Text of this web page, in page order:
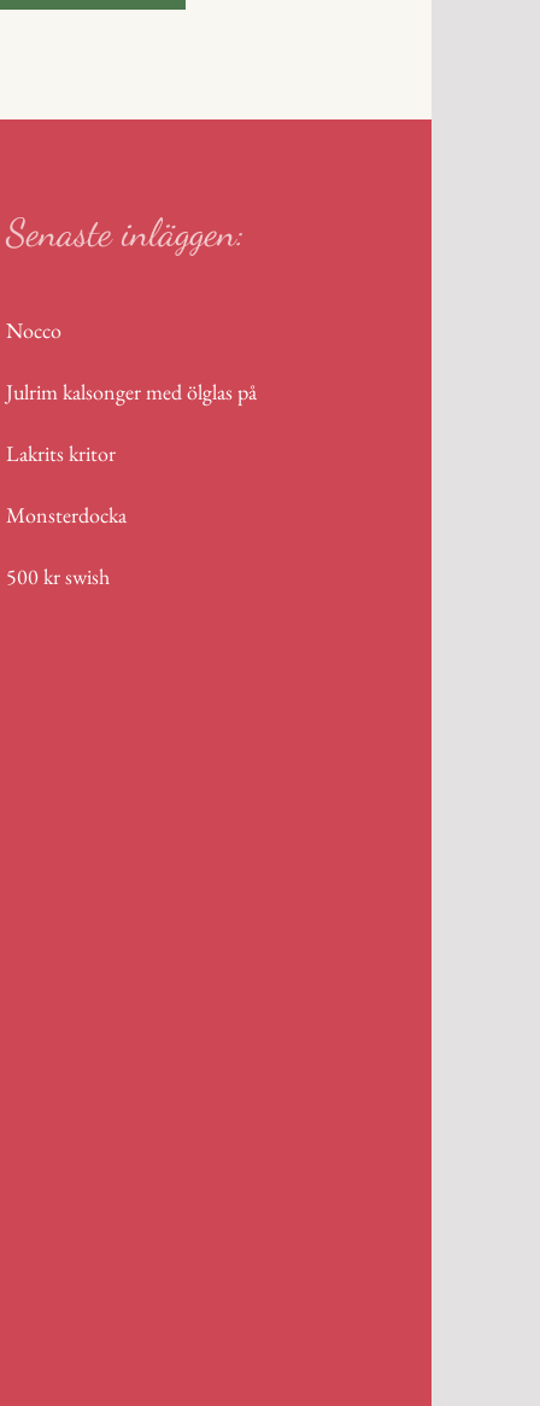
Senaste inläggen:
Nocco
Julrim kalsonger med ölglas på
Lakrits kritor
Monsterdocka
500 kr swish